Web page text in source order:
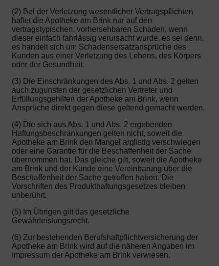
(2) Bei der Verletzung wesentlicher Vertragspflichten
haftet die Apotheke am Brink nur auf den
vertragstypischen, vorhersehbaren Schaden, wenn
dieser einfach fahrlässig verursacht wurde, es sei denn,
es handelt sich um Schadensersatzansprüche des
Kunden aus einer Verletzung des Lebens, des Körpers
oder der Gesundheit.
(3) Die Einschränkungen des Abs. 1 und Abs. 2 gelten
auch zugunsten der gesetzlichen Vertreter und
Erfüllungsgehilfen der Apotheke am Brink, wenn
Ansprüche direkt gegen diese geltend gemacht werden.
(4) Die sich aus Abs. 1 und Abs. 2 ergebenden
Haftungsbeschränkungen gelten nicht, soweit die
Apotheke am Brink den Mangel arglistig verschwiegen
oder eine Garantie für die Beschaffenheit der Sache
übernommen hat. Das gleiche gilt, soweit die Apotheke
am Brink und der Kunde eine Vereinbarung über die
Beschaffenheit der Sache getroffen haben. Die
Vorschriften des Produkthaftungsgesetzes bleiben
unberührt.
(5) Im Übrigen gilt das gesetzliche
Gewährleistungsrecht.
(6) Zur bestehenden Berufshaftpflichtversicherung der
Apotheke am Brink wird auf die näheren Angaben im
Impressum der Apotheke am Brink verwiesen.